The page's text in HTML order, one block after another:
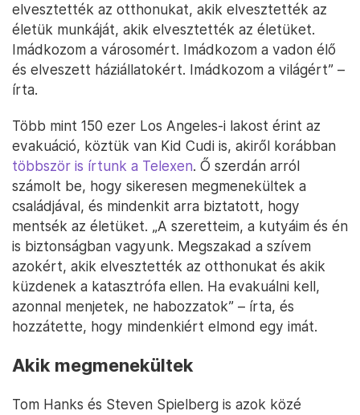
elvesztették az otthonukat, akik elvesztették az
életük munkáját, akik elvesztették az életüket.
Imádkozom a városomért. Imádkozom a vadon élő
és elveszett háziállatokért. Imádkozom a világért” –
írta.
Több mint 150 ezer Los Angeles-i lakost érint az
evakuáció, köztük van Kid Cudi is, akiről korábban
többször is írtunk a Telexen. Ő szerdán arról
számolt be, hogy sikeresen megmenekültek a
családjával, és mindenkit arra biztatott, hogy
mentsék az életüket. „A szeretteim, a kutyáim és én
is biztonságban vagyunk. Megszakad a szívem
azokért, akik elvesztették az otthonukat és akik
küzdenek a katasztrófa ellen. Ha evakuálni kell,
azonnal menjetek, ne habozzatok” – írta, és
hozzátette, hogy mindenkiért elmond egy imát.
Akik megmenekültek
Tom Hanks és Steven Spielberg is azok közé